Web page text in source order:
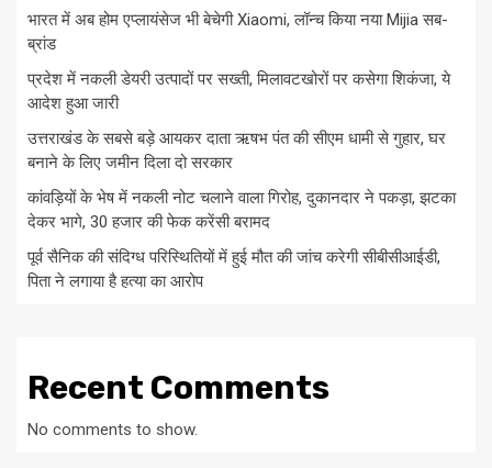
भारत में अब होम एप्लायंसेज भी बेचेगी Xiaomi, लॉन्च किया नया Mijia सब-
ब्रांड
प्रदेश में नकली डेयरी उत्पादों पर सख्ती, मिलावटखोरों पर कसेगा शिकंजा, ये
आदेश हुआ जारी
उत्तराखंड के सबसे बड़े आयकर दाता ऋषभ पंत की सीएम धामी से गुहार, घर
बनाने के लिए जमीन दिला दो सरकार
कांवड़ियों के भेष में नकली नोट चलाने वाला गिरोह, दुकानदार ने पकड़ा, झटका
देकर भागे, 30 हजार की फेक करेंसी बरामद
पूर्व सैनिक की संदिग्ध परिस्थितियों में हुई मौत की जांच करेगी सीबीसीआईडी,
पिता ने लगाया है हत्या का आरोप
Recent Comments
No comments to show.